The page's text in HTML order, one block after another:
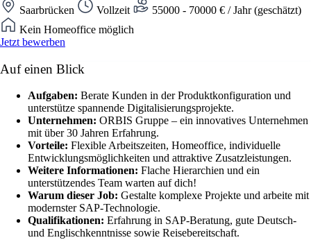
Saarbrücken Vollzeit
55000 - 70000 € / Jahr (geschätzt)
Kein Homeoffice möglich
Jetzt bewerben
Auf einen Blick
Aufgaben: Berate Kunden in der Produktkonfiguration und
unterstütze spannende Digitalisierungsprojekte.
Unternehmen: ORBIS Gruppe – ein innovatives Unternehmen
mit über 30 Jahren Erfahrung.
Vorteile: Flexible Arbeitszeiten, Homeoffice, individuelle
Entwicklungsmöglichkeiten und attraktive Zusatzleistungen.
Weitere Informationen: Flache Hierarchien und ein
unterstützendes Team warten auf dich!
Warum dieser Job: Gestalte komplexe Projekte und arbeite mit
modernster SAP-Technologie.
Qualifikationen: Erfahrung in SAP-Beratung, gute Deutsch-
und Englischkenntnisse sowie Reisebereitschaft.